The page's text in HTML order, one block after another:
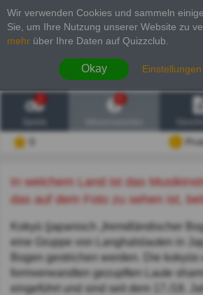
Wir verwenden Cookies und sammeln
Sie, um Ihre Nutzung unserer Website zu
mehr über Ihre Daten auf Quizzclub.
Okay
2
In welchem Land ist das Musikinstrument Kokyū,
das auf dem Foto zu sehen ist,
Kokyū (japanisch „fremdländischer
eine Gruppe von Langhalslauten in
Bogen gestrichen werden. Die kokyūs
formverwandten gezupften Laute
eingeführt und sind seit dem 17./18.